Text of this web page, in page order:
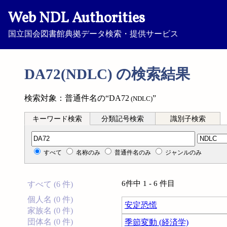
Web NDL Authorities
国立国会図書館典拠データ検索・提供サービス
DA72(NDLC) の検索結果
検索対象：普通件名の“DA72 (NDLC)”
キーワード検索 分類記号検索 識別子検索
分類記号検索
すべて 名称のみ 普通件名のみ ジャンルのみ
すべて (6 件)
個人名 (0 件)
家族名 (0 件)
団体名 (0 件)
6件中 1 - 6 件目
安定恐慌
季節変動 (経済学)